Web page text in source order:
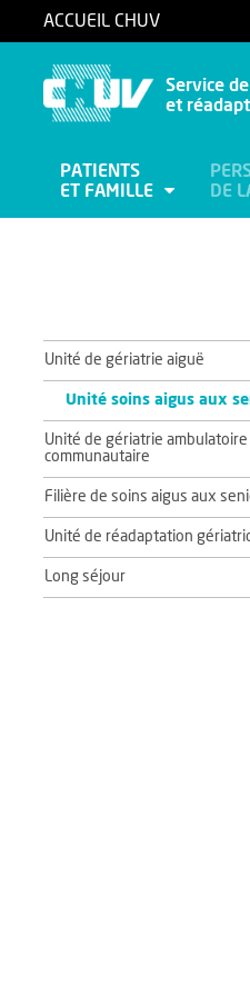
ACCUEIL CHUV
Service
et
PATIENTS
ET FAMILLE
DE
Unité de gériatrie aiguë
Unité soins aigus aux
Unité de gériatrie
communautaire
Filière de soins aigus aux
Unité de réadaptation
Long séjour